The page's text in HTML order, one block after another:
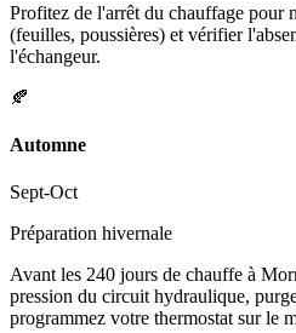
Profitez de l'arrêt du chauffage pour
(feuilles, poussières) et vérifier
l'échangeur.
🍂
Automne
Sept-Oct
Préparation hivernale
Avant les 240 jours de chauffe à
pression du circuit hydraulique,
programmez votre thermostat sur le